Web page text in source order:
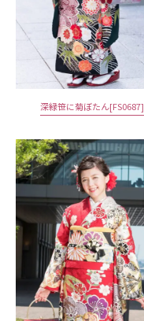
深緑笹に菊ぼたん[FS0687]